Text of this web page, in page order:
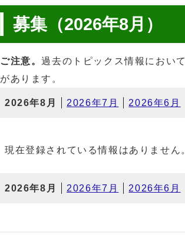
募集（2026年8月）
ご注意。過去のトピックス情報におい
があります。
2026年8月 2026年7月 2026年6月
現在登録されている情報はありません
2026年8月 2026年7月 2026年6月